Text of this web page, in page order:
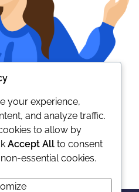
your experience,
and analyze traffic.
to allow by
Accept All to consent
essential cookies.